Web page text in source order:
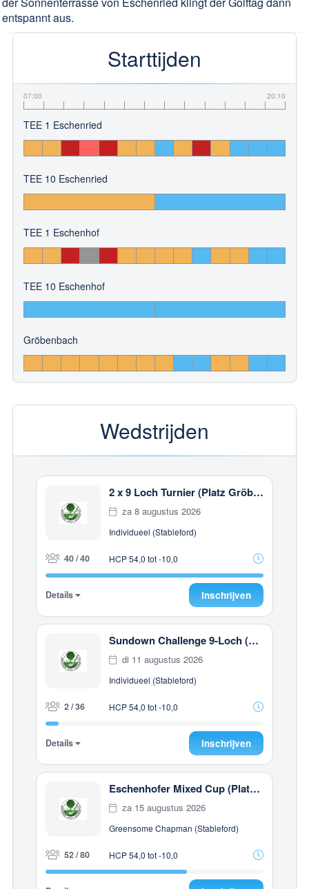
entspannt aus.
Starttijden
07:00 20:10
TEE 1 Eschenried
TEE 10 Eschenried
TEE 1 Eschenhof
TEE 10 Eschenhof
Gröbenbach
Wedstrijden
2 x 9 Loch Turnier (Platz Gröbenbach)
za 8 augustus 2026
Individueel (Stableford)
40 / 40 HCP 54,0 tot -10,0
Details Inschrijven
Sundown Challenge 9-Loch (Gut Häusern)
di 11 augustus 2026
Individueel (Stableford)
2 / 36 HCP 54,0 tot -10,0
Details Inschrijven
Eschenhofer Mixed Cup (Platz Eschenhof)
za 15 augustus 2026
Greensome Chapman (Stableford)
52 / 80 HCP 54,0 tot -10,0